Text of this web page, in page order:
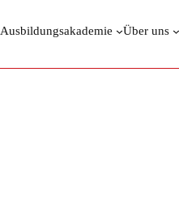
Ausbildungsakademie Über uns